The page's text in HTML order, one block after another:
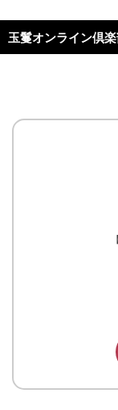
玉鬘オンライン倶